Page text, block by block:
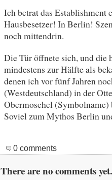
Ich betrat das Establishment
Hausbesetzer! In Berlin!
noch mittendrin.
Die Tür öffnete sich, und die
mindestens zur Hälfte als
denen ich vor fünf Jahren
(Westdeutschland) in der
Obermoschel (Symbolname)
Soviel zum Mythos Berlin
0 comments
There are no comments